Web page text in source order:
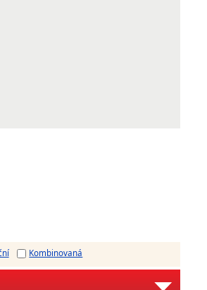
Kombinovaná